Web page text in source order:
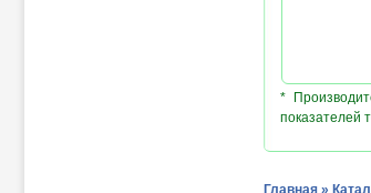
*
показателей
Главная »